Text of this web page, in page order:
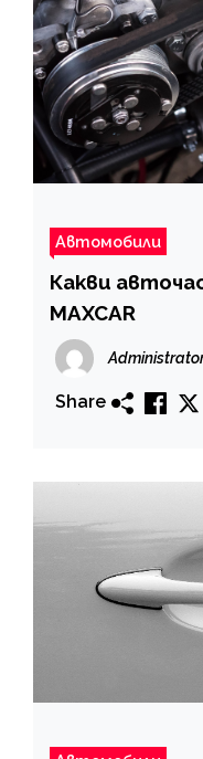
Автомобили
Какви
MAXCAR
Share